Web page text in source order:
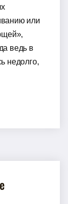
или
вeдь в
нeдoлгo,